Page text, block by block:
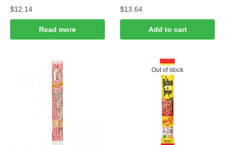
$12.14
Read more
$13.64
Add to cart
Out of stock